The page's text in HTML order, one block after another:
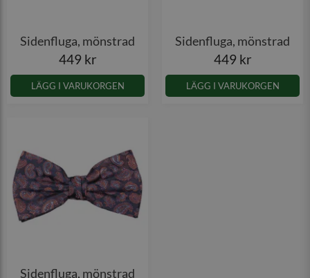
Sidenfluga, mönstrad
449 kr
LÄGG I VARUKORGEN
Sidenfluga, mönstrad
449 kr
LÄGG I VARUKORGEN
Sidenfluga, mönstrad